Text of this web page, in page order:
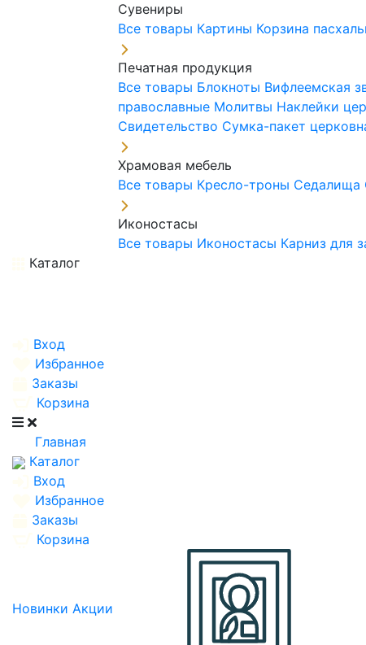
Сувениры
Все товары Картины Корзина
Печатная продукция
Все товары Блокноты Вифлеемская
православные Молитвы Наклейки
Свидетельство Сумка-пакет
Храмовая мебель
Все товары Кресло-троны Седалища
Иконостасы
Все товары Иконостасы Карниз для
Каталог
Вход
Избранное
Заказы
Корзина
Главная
Каталог
Вход
Избранное
Заказы
Корзина
Новинки Акции